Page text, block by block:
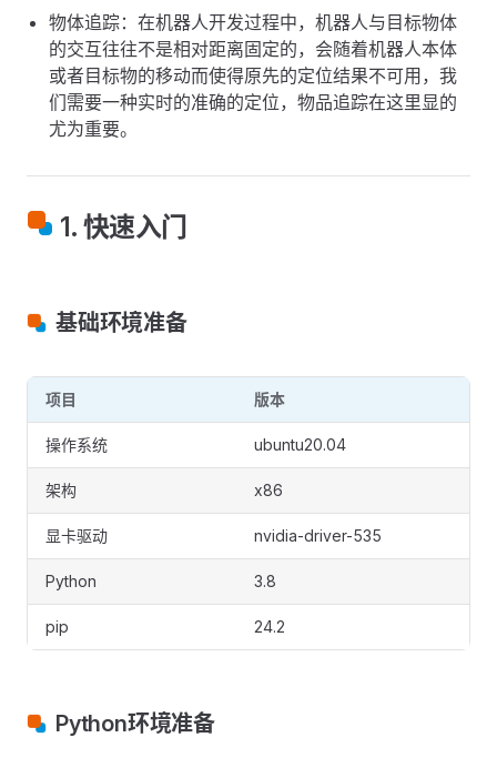
物体追踪：在机器人开发过程中，机器人与目标物体
的交互往往不是相对距离固定的，会随着机器人本体
或者目标物的移动而使得原先的定位结果不可用，我
们需要一种实时的准确的定位，物品追踪在这里显的
尤为重要。
1. 快速入门
基础环境准备
项目 版本
操作系统 ubuntu20.04
架构 x86
显卡驱动 nvidia-driver-535
Python 3.8
pip 24.2
Python环境准备